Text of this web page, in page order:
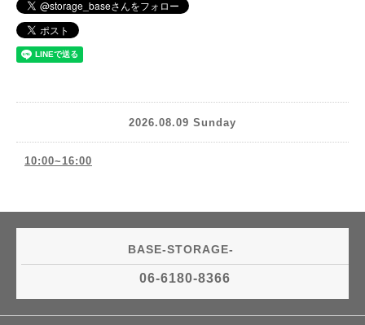
2026.08.09 Sunday
10:00~16:00
BASE-STORAGE-
06-6180-8366